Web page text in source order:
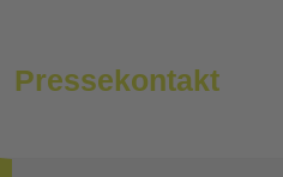
Pressekontakt